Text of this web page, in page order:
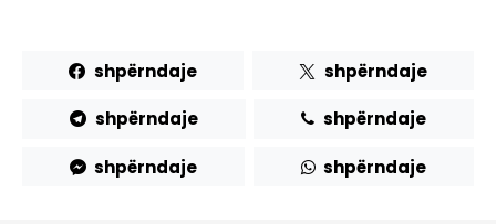
shpërndaje shpërndaje
shpërndaje shpërndaje
shpërndaje shpërndaje